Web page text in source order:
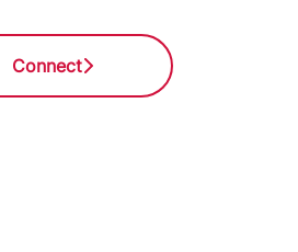
Connect